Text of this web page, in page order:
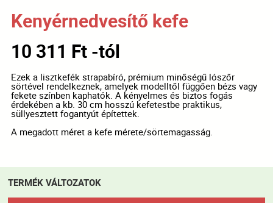
Kenyérnedvesítő kefe
10 311 Ft -tól
Ezek a lisztkefék strapabíró, prémium minőségű lószőr
sörtével rendelkeznek, amelyek modelltől függően bézs vagy
fekete színben kaphatók. A kényelmes és biztos fogás
érdekében a kb. 30 cm hosszú kefetestbe praktikus,
süllyesztett fogantyút építettek.
A megadott méret a kefe mérete/sörtemagasság.
TERMÉK VÁLTOZATOK